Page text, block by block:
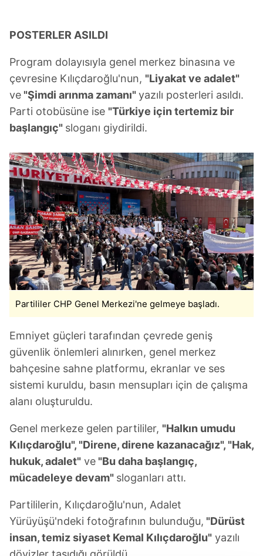
POSTERLER ASILDI
Program dolayısıyla genel merkez binasına ve
çevresine Kılıçdaroğlu'nun, "Liyakat ve adalet"
ve "Şimdi arınma zamanı"yazılı posterleri asıldı.
Parti otobüsüne ise "Türkiye için tertemiz bir
başlangıç" sloganı giydirildi.
Partililer CHP Genel Merkezi'ne gelmeye başladı.
Emniyet güçleri tarafından çevrede geniş
güvenlik önlemleri alınırken, genel merkez
bahçesine sahne platformu, ekranlar ve ses
sistemi kuruldu, basın mensupları için de çalışma
alanı oluşturuldu.
Genel merkeze gelen partililer, "Halkın umudu
Kılıçdaroğlu", "Direne, direne kazanacağız", "Hak,
hukuk, adalet" ve "Bu daha başlangıç,
mücadeleye devam" sloganları attı.
Partililerin, Kılıçdaroğlu'nun, Adalet
Yürüyüşü'ndeki fotoğrafının bulunduğu, "Dürüst
insan, temiz siyaset Kemal Kılıçdaroğlu" yazılı